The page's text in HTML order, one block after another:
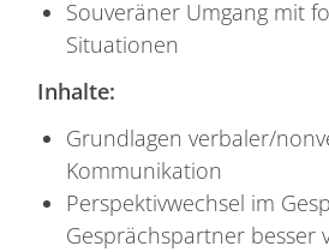
Souveräner Umgang mit
Situationen
Inhalte:
Grundlagen verbaler/
Kommunikation
Perspektivwechsel im
Gesprächspartner besser